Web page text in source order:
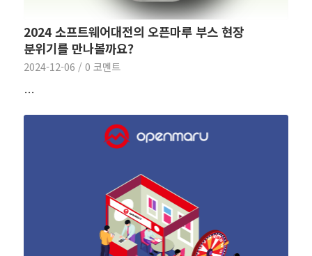
2024 소프트웨어대전의 오픈마루 부스 현장
분위기를 만나볼까요?
2024-12-06 / 0 코멘트
…